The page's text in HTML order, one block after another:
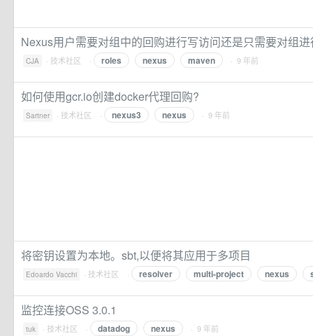
Nexus用户需要对组中的回购进行写访问还是只需要对组
CJA · 技术社区 · roles nexus maven · 9 年前
如何使用gcr.io创建docker代理回购?
Sartner · 技术社区 · nexus3 nexus · 9 年前
将密钥设置为本地。sbt,以便将其应用于多项目
Edoardo Vacchi · 技术社区 · resolver multi-project nexus
监控连接OSS 3.0.1
tuk · 技术社区 · datadog nexus · 9 年前